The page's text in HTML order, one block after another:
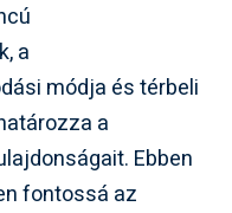
a
módja és térbeli
a
Ebben
fontossá az